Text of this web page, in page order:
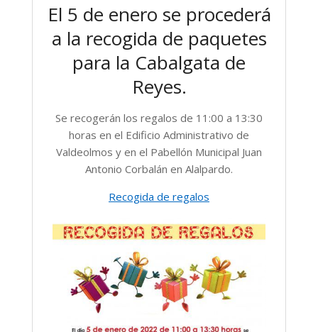
El 5 de enero se procederá
a la recogida de paquetes
para la Cabalgata de
Reyes.
Se recogerán los regalos de 11:00 a 13:30
horas en el Edificio Administrativo de
Valdeolmos y en el Pabellón Municipal Juan
Antonio Corbalán en Alalpardo.
Recogida de regalos